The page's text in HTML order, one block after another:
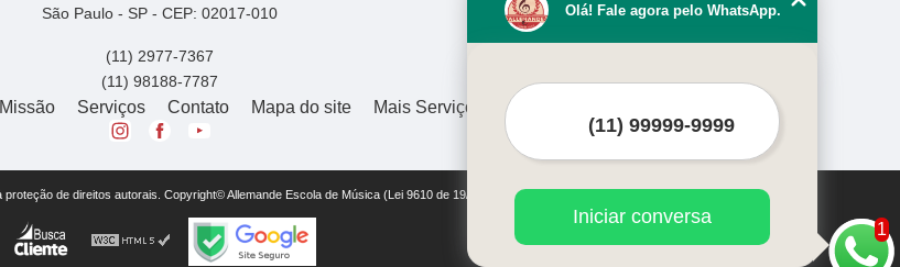
São Paulo - SP - CEP: 02017-010
(11) 2977-7367
(11) 98188-7787
Missão Serviços Contato Mapa do site Mais Serviços
de direitos autorais. Copyright© Allemande Escola de Música (Lei 9610 de 19/02/1998)
1
Olá! Fale agora pelo WhatsApp.
Iniciar conversa